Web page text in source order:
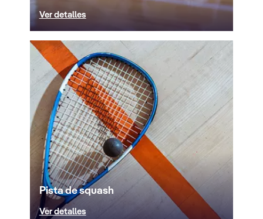
Ver detalles
Pista de squash
Ver detalles